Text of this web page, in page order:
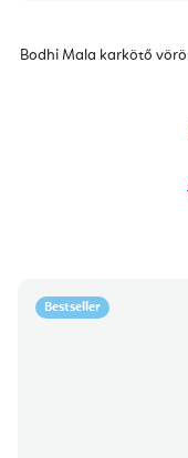
Bodhi Mala karkötő
Bestseller